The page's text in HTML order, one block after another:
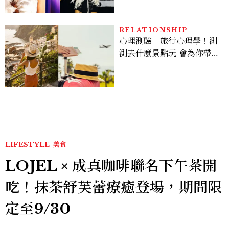
RELATIONSHIP
心理測驗｜旅行心理學！測
測去什麼景點玩 會為你帶來
LIFESTYLE 美食
LOJEL × 成真咖啡聯名下午茶開
吃！抹茶舒芙蕾療癒登場，期間限
定至9/30